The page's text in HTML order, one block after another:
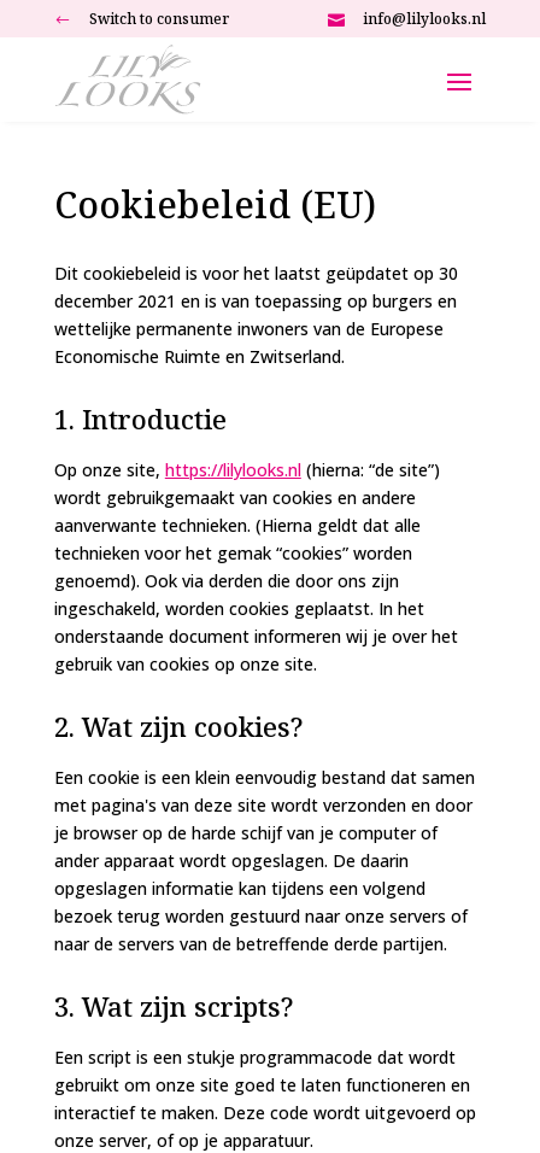
# Switch to consumer  info@lilylooks.nl
Cookiebeleid (EU)
Dit cookiebeleid is voor het laatst geüpdatet op 30
december 2021 en is van toepassing op burgers en
wettelijke permanente inwoners van de Europese
Economische Ruimte en Zwitserland.
1. Introductie
Op onze site, https://lilylooks.nl(hierna: “de site”)
wordt gebruikgemaakt van cookies en andere
aanverwante technieken. (Hierna geldt dat alle
technieken voor het gemak “cookies” worden
genoemd). Ook via derden die door ons zijn
ingeschakeld, worden cookies geplaatst. In het
onderstaande document informeren wij je over het
gebruik van cookies op onze site.
2. Wat zijn cookies?
Een cookie is een klein eenvoudig bestand dat samen
met pagina's van deze site wordt verzonden en door
je browser op de harde schijf van je computer of
ander apparaat wordt opgeslagen. De daarin
opgeslagen informatie kan tijdens een volgend
bezoek terug worden gestuurd naar onze servers of
naar de servers van de betreffende derde partijen.
3. Wat zijn scripts?
Een script is een stukje programmacode dat wordt
gebruikt om onze site goed te laten functioneren en
interactief te maken. Deze code wordt uitgevoerd op
onze server, of op je apparatuur.